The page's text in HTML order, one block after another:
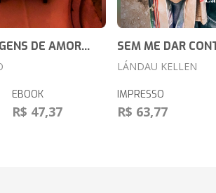
DE AMOR...
EBOOK
R$ 47,37
SEM ME DAR
LÁNDAU KELLEN
IMPRESSO
R$ 63,77